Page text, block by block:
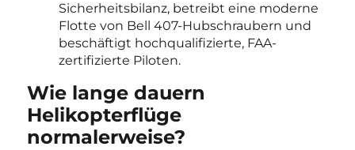
Sicherheitsbilanz, betreibt eine moderne
Flotte von Bell 407-Hubschraubern und
beschäftigt hochqualifizierte, FAA-
zertifizierte Piloten.
Wie lange dauern
Helikopterflüge
normalerweise?